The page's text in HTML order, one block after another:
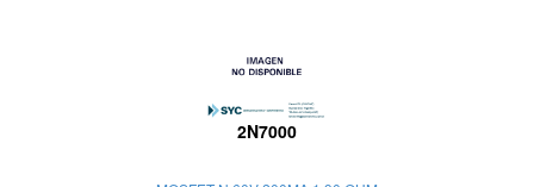
2N7000